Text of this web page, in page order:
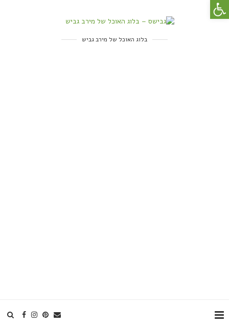
בלוג האוכל של מירב גביש